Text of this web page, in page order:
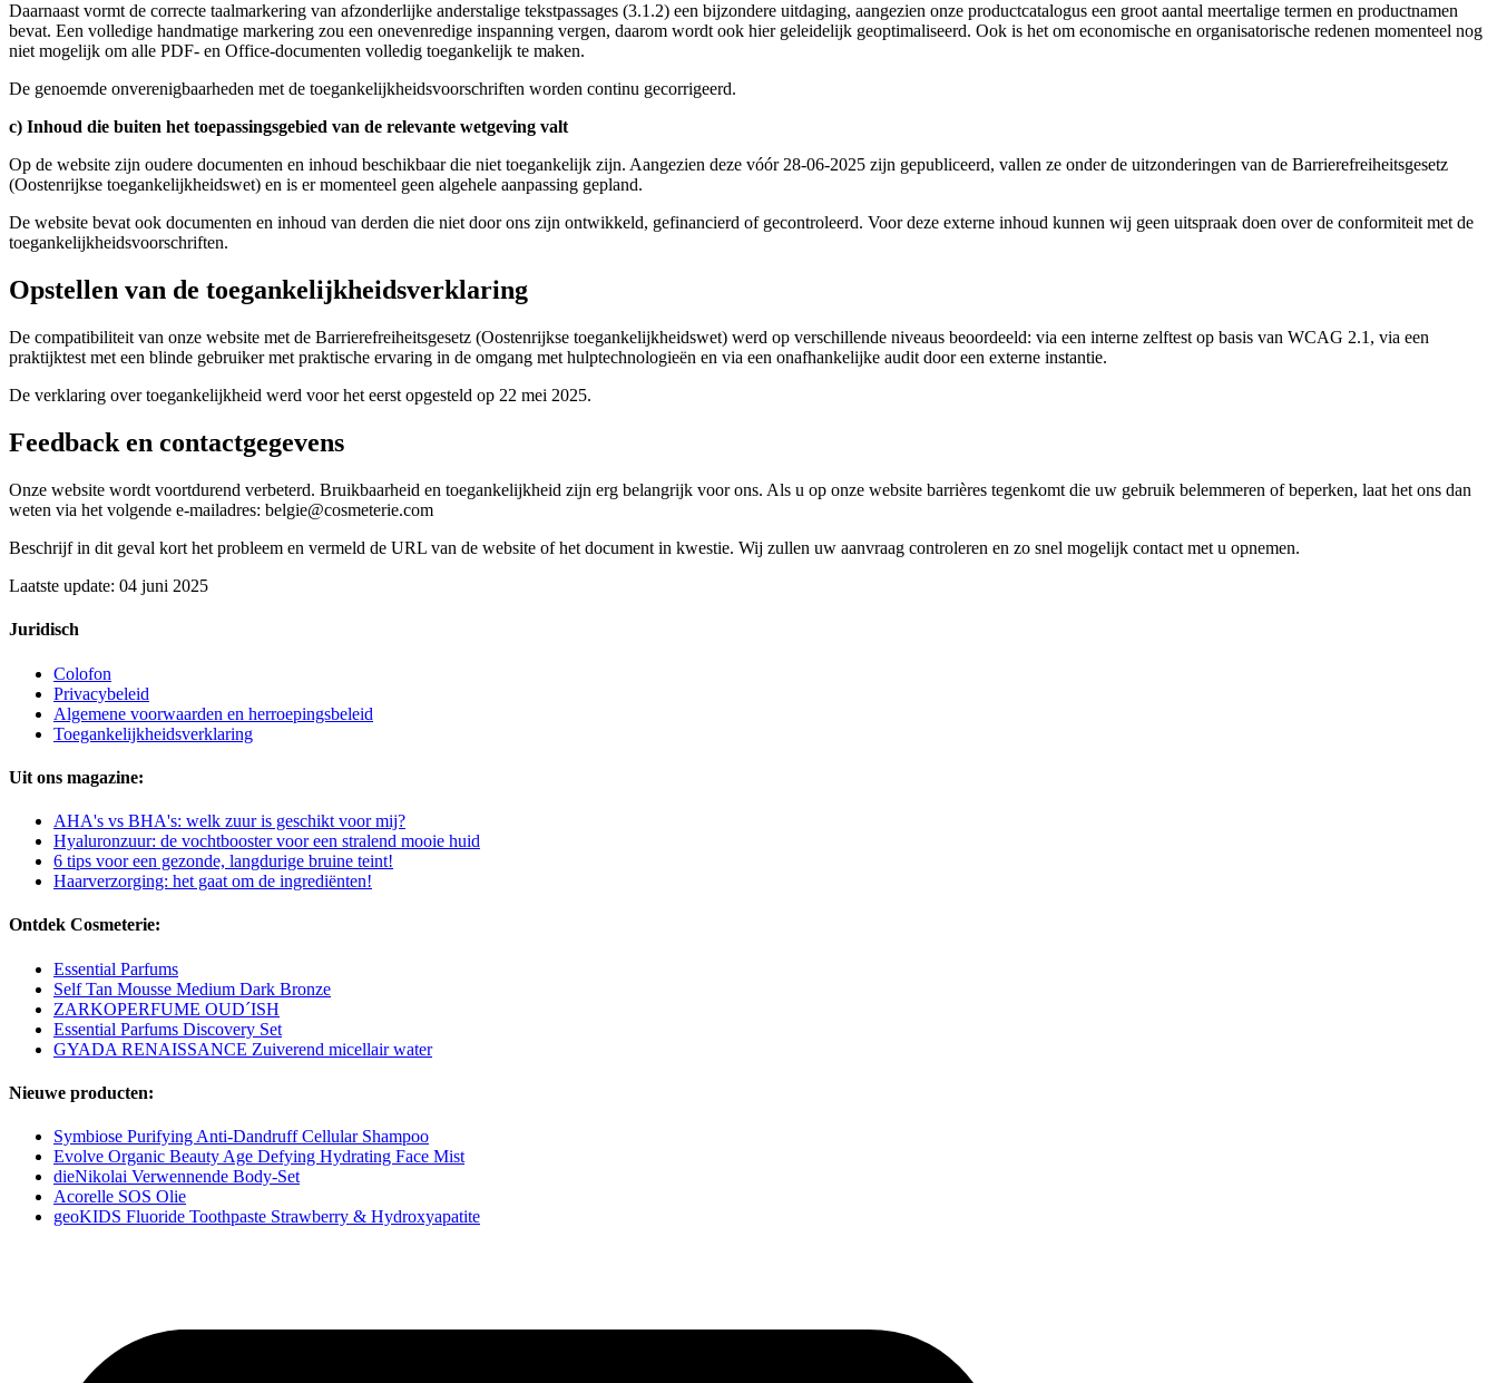
Daarnaast vormt de correcte taalmarkering van afzonderlijke anderstalige tekstpassages (3.1.2) een bijzondere uitdaging, aangezien onze productcatalogus een groot aantal meertalige termen en productnamen
bevat. Een volledige handmatige markering zou een onevenredige inspanning vergen, daarom wordt ook hier geleidelijk geoptimaliseerd. Ook is het om economische en organisatorische redenen momenteel nog
niet mogelijk om alle PDF- en Office-documenten volledig toegankelijk te maken.
De genoemde onverenigbaarheden met de toegankelijkheidsvoorschriften worden continu gecorrigeerd.
c) Inhoud die buiten het toepassingsgebied van de relevante wetgeving valt
Op de website zijn oudere documenten en inhoud beschikbaar die niet toegankelijk zijn. Aangezien deze vóór 28-06-2025 zijn gepubliceerd, vallen ze onder de uitzonderingen van de Barrierefreiheitsgesetz
(Oostenrijkse toegankelijkheidswet) en is er momenteel geen algehele aanpassing gepland.
De website bevat ook documenten en inhoud van derden die niet door ons zijn ontwikkeld, gefinancierd of gecontroleerd. Voor deze externe inhoud kunnen wij geen uitspraak doen over de conformiteit met de
toegankelijkheidsvoorschriften.
Opstellen van de toegankelijkheidsverklaring
De compatibiliteit van onze website met de Barrierefreiheitsgesetz (Oostenrijkse toegankelijkheidswet) werd op verschillende niveaus beoordeeld: via een interne zelftest op basis van WCAG 2.1, via een
praktijktest met een blinde gebruiker met praktische ervaring in de omgang met hulptechnologieën en via een onafhankelijke audit door een externe instantie.
De verklaring over toegankelijkheid werd voor het eerst opgesteld op 22 mei 2025.
Feedback en contactgegevens
Onze website wordt voortdurend verbeterd. Bruikbaarheid en toegankelijkheid zijn erg belangrijk voor ons. Als u op onze website barrières tegenkomt die uw gebruik belemmeren of beperken, laat het ons dan
weten via het volgende e-mailadres: belgie@cosmeterie.com
Beschrijf in dit geval kort het probleem en vermeld de URL van de website of het document in kwestie. Wij zullen uw aanvraag controleren en zo snel mogelijk contact met u opnemen.
Laatste update: 04 juni 2025
Juridisch
Colofon
Privacybeleid
Algemene voorwaarden en herroepingsbeleid
Toegankelijkheidsverklaring
Uit ons magazine:
AHA's vs BHA's: welk zuur is geschikt voor mij?
Hyaluronzuur: de vochtbooster voor een stralend mooie huid
6 tips voor een gezonde, langdurige bruine teint!
Haarverzorging: het gaat om de ingrediënten!
Ontdek Cosmeterie:
Essential Parfums
Self Tan Mousse Medium Dark Bronze
ZARKOPERFUME OUD´ISH
Essential Parfums Discovery Set
GYADA RENAISSANCE Zuiverend micellair water
Nieuwe producten:
Symbiose Purifying Anti-Dandruff Cellular Shampoo
Evolve Organic Beauty Age Defying Hydrating Face Mist
dieNikolai Verwennende Body-Set
Acorelle SOS Olie
geoKIDS Fluoride Toothpaste Strawberry & Hydroxyapatite